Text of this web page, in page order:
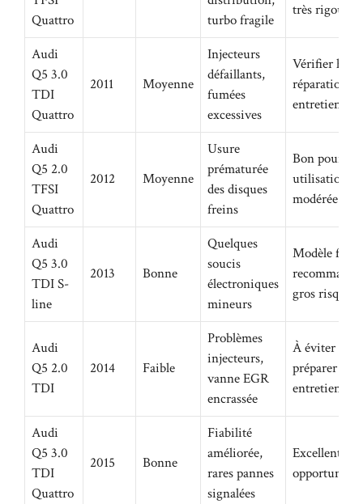
Quattro
turbo fragile
très
Audi
Q5 3.0
TDI
Quattro
2011 Moyenne
Injecteurs
défaillants,
fumées
excessives
Vérifier
réparations;
entretien
Audi
Q5 2.0
TFSI
Quattro
2012 Moyenne
Usure
prématurée
des disques
freins
Bon pour
utilisation
modérée
Audi
Q5 3.0
TDI S-
line
2013 Bonne
Quelques
soucis
électroniques
mineurs
Modèle
gros risques
Audi
Q5 2.0
TDI
2014 Faible
Problèmes
injecteurs,
vanne EGR
encrassée
À éviter ou
préparer un
entretien
Audi
Q5 3.0
TDI
Quattro
2015 Bonne
Fiabilité
améliorée,
rares pannes
signalées
Excellente
opportunité